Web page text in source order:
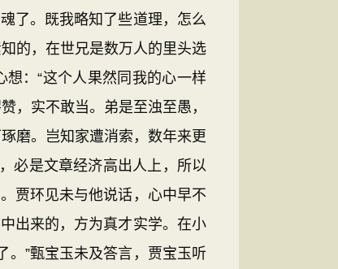
了。既我略知了些道理，怎么
的，在世兄是数万人的里头选
：“这个人果然同我的心一样
，实不敢当。弟是至浊至愚，
磨。岂知家遭消索，数年来更
必是文章经济高出人上，所以
贾环见未与他说话，心中早不
出来的，方为真才实学。在小
”甄宝玉未及答言，贾宝玉听